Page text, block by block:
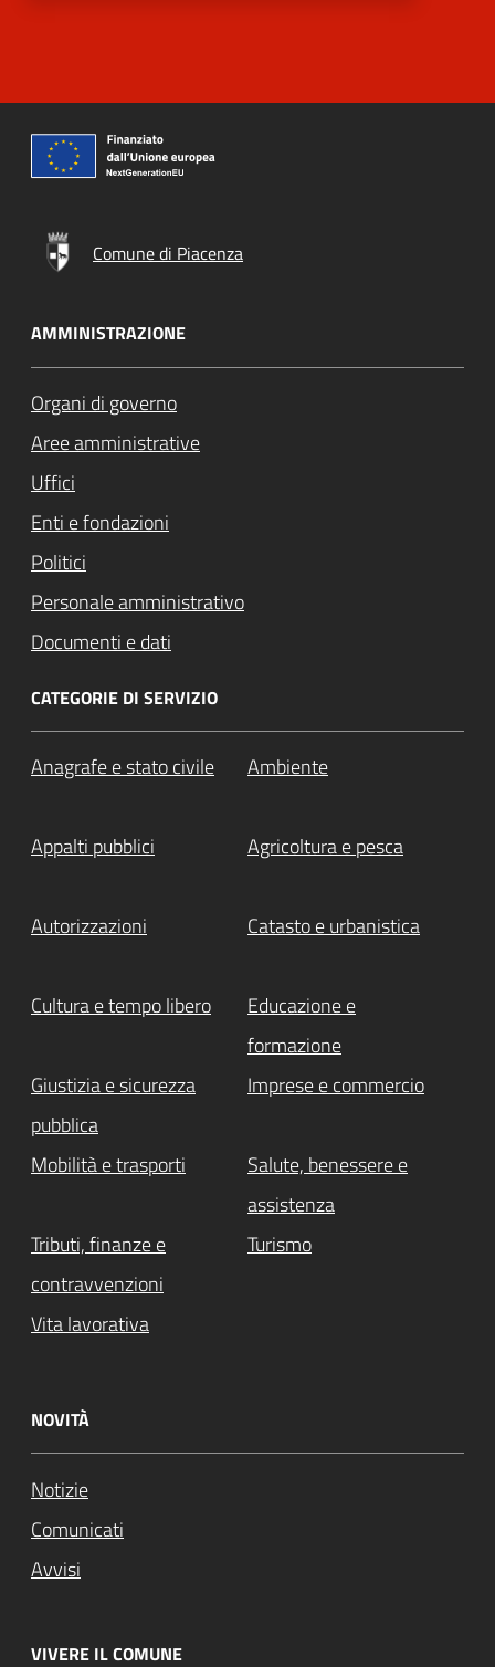
Comune di Piacenza
AMMINISTRAZIONE
Organi di governo
Aree amministrative
Uffici
Enti e fondazioni
Politici
Personale amministrativo
Documenti e dati
CATEGORIE DI SERVIZIO
Anagrafe e stato civile Ambiente
Appalti pubblici Agricoltura e pesca
Autorizzazioni Catasto e urbanistica
Cultura e tempo libero
Educazione e
formazione
Giustizia e sicurezza
pubblica
Imprese e commercio
Mobilità e trasporti
Salute, benessere e
assistenza
Tributi, finanze e
contravvenzioni
Turismo
Vita lavorativa
NOVITÀ
Notizie
Comunicati
Avvisi
VIVERE IL COMUNE